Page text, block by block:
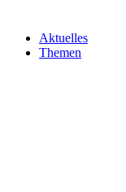
Aktuelles
Themen